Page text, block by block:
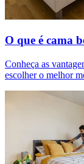
O que é cama
Conheça as
escolher o melhor